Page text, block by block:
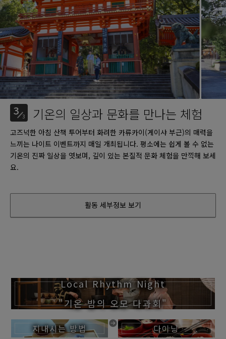
3 3 기온의 일상과 문화를 만나는 체험
고즈넉한 아침 산책 투어부터 화려한 카류카이(게이샤 부근)의 매력을
느끼는 나이트 이벤트까지 매일 개최됩니다. 평소에는 쉽게 볼 수 없는
기온의 진짜 일상을 엿보며, 깊이 있는 본질적 문화 체험을 만끽해 보세
요.
활동 세부정보 보기
Local Rhythm Night
"기온 밤의 오모 다과회"
지내시는 방법 다이닝